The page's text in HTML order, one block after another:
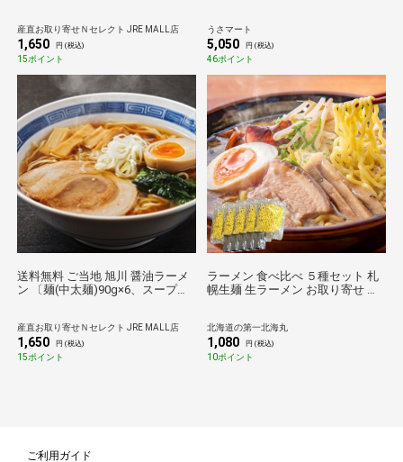
産直お取り寄せＮセレクト JRE MALL店
1,650 円 (税込)
15ポイント
うさマート
5,050 円 (税込)
46ポイント
送料無料 ご当地 旭川 醤油ラーメ
ン 〔麺(中太麺)90g×6、スープ
産直お取り寄せＮセレクト JRE MALL店
1,650 円 (税込)
15ポイント
ラーメン 食べ比べ ５種セット 札
幌生麺 生ラーメン お取り寄せ し
北海道の第一北海丸
1,080 円 (税込)
10ポイント
ご利用ガイド